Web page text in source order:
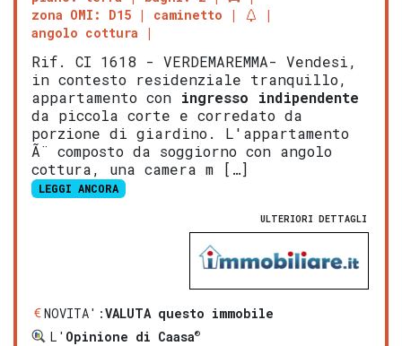
zona OMI: D15
caminetto
angolo cottura
Rif. CI 1618 - VERDEMAREMMA- Vendesi,
in contesto residenziale tranquillo,
appartamento con ingresso indipendente
da piccola corte e corredato da
porzione di giardino. L'appartamento
Ã¨ composto da soggiorno con angolo
cottura, una camera m […]
LEGGI ANCORA
ULTERIORI DETTAGLI
NOVITA':VALUTA questo immobile
L' Opinione di Caasa®